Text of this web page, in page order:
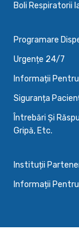
Boli Respiratorii
Programare
Urgențe 24/7
Informații
Siguranța
Întrebări Și
Gripă, Etc.
Instituții
Informații